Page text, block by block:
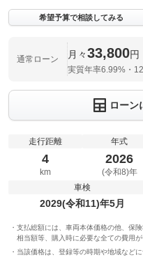
希望予算で相談してみる
通常ローン 月々33,800円
実質年率6.99%・
ローン
走行距離
4
km
年式
2026
(令和8)年
車検
2029(令和11)年5月
支払総額には、車両本体価格の他、保
相当額等、購入時に必要な全ての費用が
当該価格は、登録等の時期や地域など